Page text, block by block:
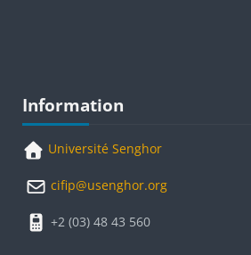
Blocks
Information
Université Senghor
cifip@usenghor.org
+2 (03) 48 43 560